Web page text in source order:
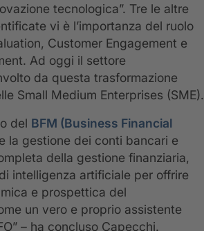
tecnologica”. Tre le altre
vi è l’importanza del ruolo
Customer Engagement e
Ad oggi il settore
da questa trasformazione
Small Medium Enterprises (SME).
del BFM (Business Financial
la gestione dei conti bancari e
della gestione finanziaria,
intelligenza artificiale per offrire
e prospettica del
un vero e proprio assistente
– ha concluso Capecchi.